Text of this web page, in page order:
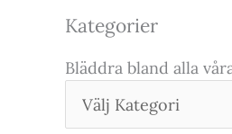
Kategorier
Bläddra bland alla